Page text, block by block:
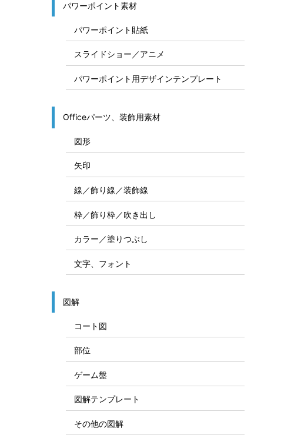
パワーポイント素材
パワーポイント貼紙
スライドショー／アニメ
パワーポイント用デザインテンプレート
Officeパーツ、装飾用素材
図形
矢印
線／飾り線／装飾線
枠／飾り枠／吹き出し
カラー／塗りつぶし
文字、フォント
図解
コート図
部位
ゲーム盤
図解テンプレート
その他の図解